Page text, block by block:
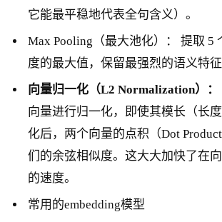
它能最平稳地代表全句含义）。
Max Pooling（最大池化）： 提取 5
度的最大值，保留最强烈的语义特征
向量归一化（L2 Normalization）：
向量进行归一化，即使其模长（长
化后，两个向量的点积（Dot
们的余弦相似度。这大大加快了在
的速度。
常用的embedding模型